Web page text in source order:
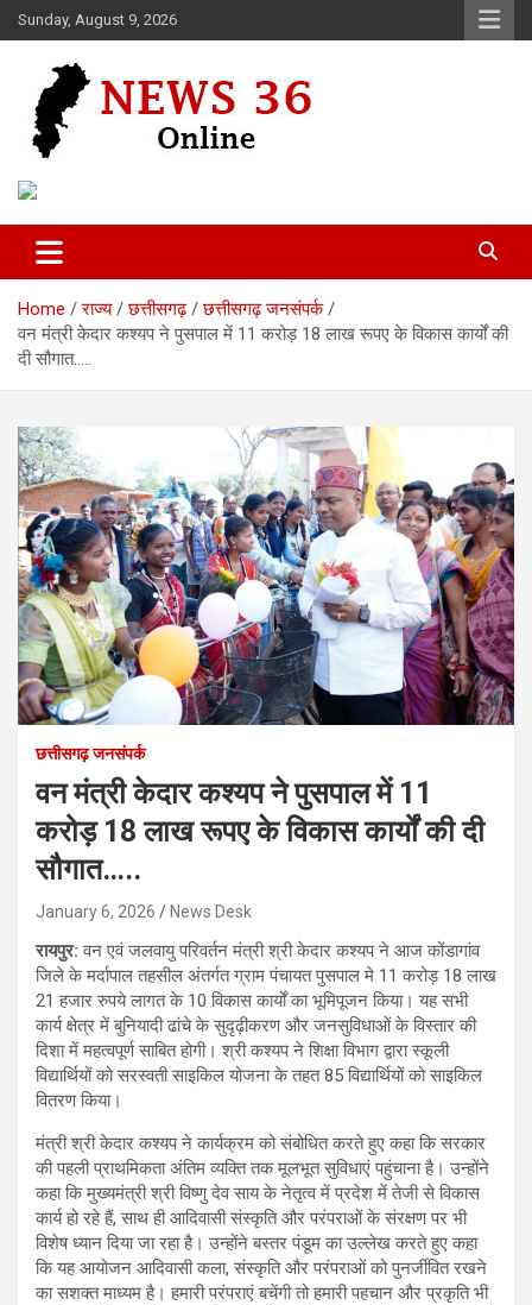
Skip
to
Sunday, August 9, 2026
News 36
Home राज्य छत्तीसगढ़
छत्तीसगढ़ जनसंपर्क
वन मंत्री केदार कश्यप ने पुसपाल में 11 करोड़ 18 लाख रूपए के विकास कार्यों की
दी सौगात…..
छत्तीसगढ़ जनसंपर्क
वन मंत्री केदार कश्यप ने पुसपाल में 11
करोड़ 18 लाख रूपए के विकास कार्यों की दी
सौगात…..
January 6, 2026 News Desk
रायपुर:वन एवं जलवायु परिवर्तन मंत्री श्री केदार कश्यप ने आज कोंडागांव
जिले के मर्दापाल तहसील अंतर्गत ग्राम पंचायत पुसपाल मे 11 करोड़ 18 लाख
21 हजार रुपये लागत के 10 विकास कार्यों का भूमिपूजन किया। यह सभी
कार्य क्षेत्र में बुनियादी ढांचे के सुदृढ़ीकरण और जनसुविधाओं के विस्तार की
दिशा में महत्वपूर्ण साबित होगी। श्री कश्यप ने शिक्षा विभाग द्वारा स्कूली
विद्यार्थियों को सरस्वती साइकिल योजना के तहत 85 विद्यार्थियों को साइकिल
वितरण किया।
मंत्री श्री केदार कश्यप ने कार्यक्रम को संबोधित करते हुए कहा कि सरकार
की पहली प्राथमिकता अंतिम व्यक्ति तक मूलभूत सुविधाएं पहुंचाना है। उन्होंने
कहा कि मुख्यमंत्री श्री विष्णु देव साय के नेतृत्व में प्रदेश में तेजी से विकास
कार्य हो रहे हैं, साथ ही आदिवासी संस्कृति और परंपराओं के संरक्षण पर भी
विशेष ध्यान दिया जा रहा है। उन्होंने बस्तर पंडूम का उल्लेख करते हुए कहा
कि यह आयोजन आदिवासी कला, संस्कृति और परंपराओं को पुनर्जीवित रखने
का सशक्त माध्यम है। हमारी परंपराएं बचेंगी तो हमारी पहचान और प्रकृति भी